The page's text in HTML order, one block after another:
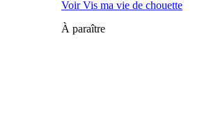
Voir Vis ma vie de chouette
À paraître